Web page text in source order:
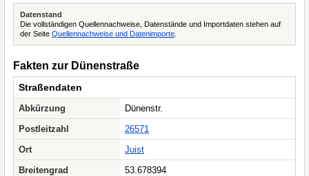
Datenstand
Die vollständigen Quellennachweise, Datenstände und Importdaten stehen auf
der Seite Quellennachweise und Datenimporte
Fakten zur Dünenstraße
Straßendaten
Abkürzung
Dünenstr.
Postleitzahl
26571
Ort
Juist
Breitengrad
53.678394